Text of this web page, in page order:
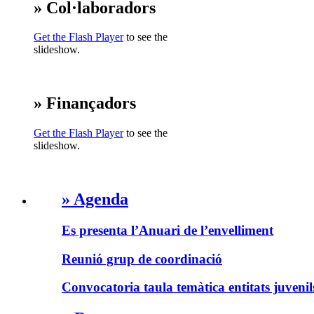
» Col·laboradors
Get the Flash Playerto see the
slideshow.
» Finançadors
Get the Flash Playerto see the
slideshow.
» Agenda
Es presenta l’Anuari de l’envelliment
Reunió grup de coordinació
Convocatoria taula temàtica entitats